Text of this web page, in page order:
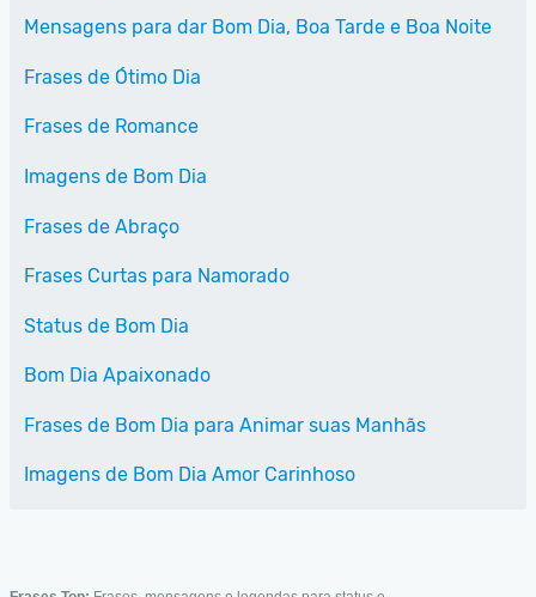
Mensagens para dar Bom Dia, Boa Tarde e Boa Noite
Frases de Ótimo Dia
Frases de Romance
Imagens de Bom Dia
Frases de Abraço
Frases Curtas para Namorado
Status de Bom Dia
Bom Dia Apaixonado
Frases de Bom Dia para Animar suas Manhãs
Imagens de Bom Dia Amor Carinhoso